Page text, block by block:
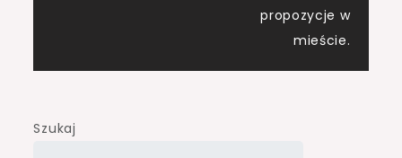
propozycje w
mieście.
Szukaj